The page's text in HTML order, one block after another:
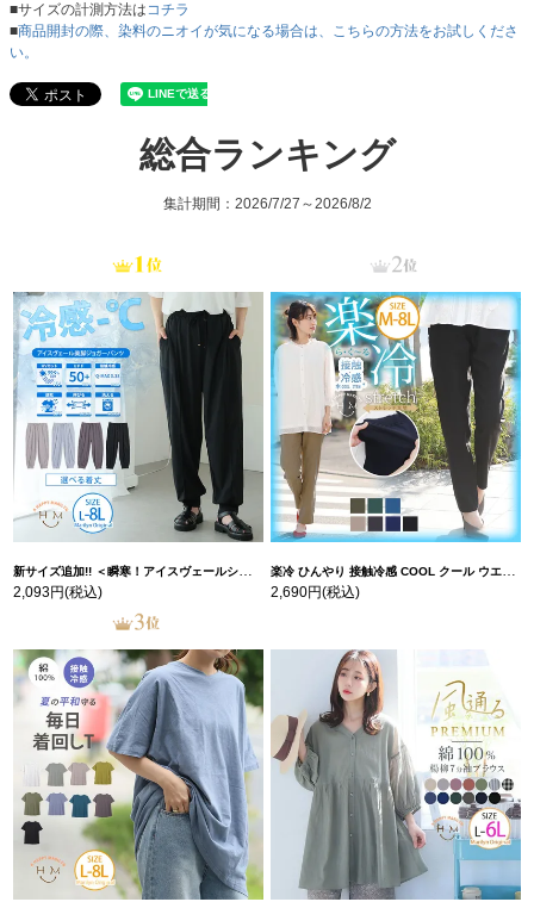
■サイズの計測方法はコチラ
■商品開封の際、染料のニオイが気になる場合は、こちらの方法をお試しくださ
い。
総合ランキング
集計期間：2026/7/27～2026/8/2
新サイズ追加!! ＜瞬寒！アイスヴェールシリーズ＞ 美脚 ジョガーパンツ 【ウェストゴム】 【ストレッチ】 | 大きいサイズの通販ならハッピーマリリン
2,093円(税込)
楽冷 ひんやり 接触冷感 COOL クール ウエストゴム 楽ちん ストレッチ 美脚 レギパン 【ストレッチ】 | 大きいサイズの通販ならハッピーマリリン
2,690円(税込)